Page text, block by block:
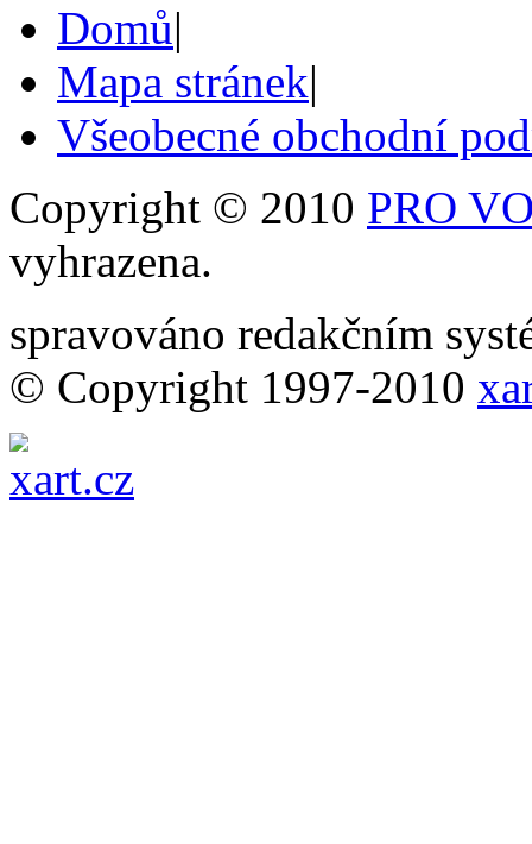
Domů|
Mapa stránek|
Všeobecné obchodní
Copyright © 2010 PRO
vyhrazena.
spravováno redakčním
© Copyright 1997-2010